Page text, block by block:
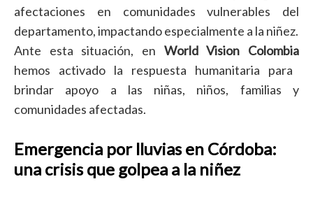
afectaciones en comunidades vulnerables del
departamento, impactando especialmente a la niñez.
Ante esta situación, en World Vision Colombia
hemos activado la respuesta humanitaria para
brindar apoyo a las niñas, niños, familias y
comunidades afectadas.
Emergencia por lluvias en Córdoba:
una crisis que golpea a la niñez